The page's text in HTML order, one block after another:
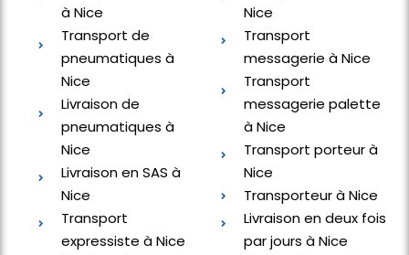
à Nice
Transport de
pneumatiques à
Nice
Livraison de
pneumatiques à
Nice
Livraison en SAS à
Nice
Transport
expressiste à Nice
Nice
Transport
messagerie à Nice
Transport
messagerie palette
à Nice
Transport porteur à
Nice
Transporteur à Nice
Livraison en deux fois
par jours à Nice